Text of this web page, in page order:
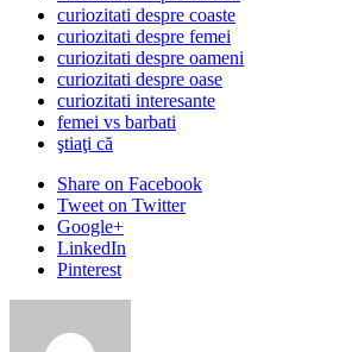
curiozitati despre coaste
curiozitati despre femei
curiozitati despre oameni
curiozitati despre oase
curiozitati interesante
femei vs barbati
ştiaţi că
Share on Facebook
Tweet on Twitter
Google+
LinkedIn
Pinterest